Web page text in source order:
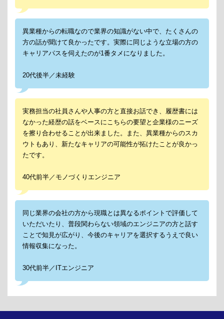
異業種からの転職なので業界の知識がない中で、たくさんの
方の話が聞けて良かったです。実際に同じような立場の方の
キャリアパスを伺えたのが1番タメになりました。
20代後半／未経験
実務担当の社員さんや人事の方と直接お話でき、履歴書には
なかった経歴の話をベースにこちらの要望と企業様のニーズ
を擦り合わせることが出来ました。また、異業種からのスカ
ウトもあり、新たなキャリアの可能性が拓けたことが良かっ
たです。
40代前半／モノづくりエンジニア
同じ業界の会社の方から現職とは異なるポイントで評価して
いただいたり、普段関わらない領域のエンジニアの方と話す
ことで知見が広がり、今後のキャリアを選択するうえで良い
情報収集になった。
30代前半／ITエンジニア